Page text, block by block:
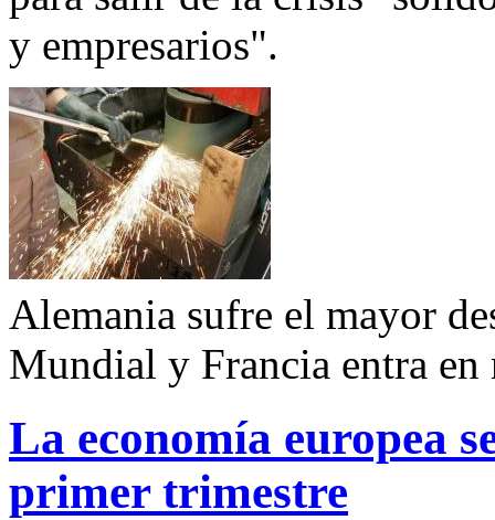
y empresarios".
Alemania sufre el mayor
Mundial y Francia entra en
La economía europea
primer trimestre